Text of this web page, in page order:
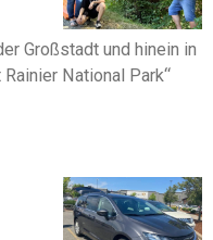
Großstadt und hinein in
National Park“